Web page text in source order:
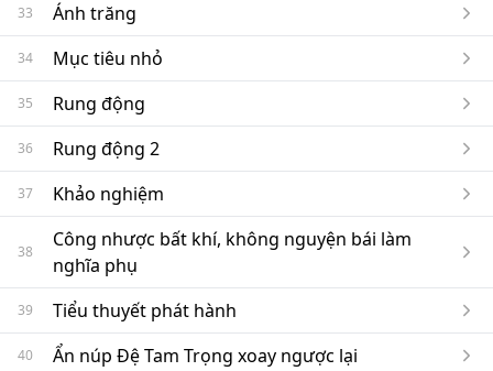
33 Ánh trăng
34 Mục tiêu nhỏ
35 Rung động
36 Rung động 2
37 Khảo nghiệm
38
Công nhược bất khí, không nguyện bái làm
nghĩa phụ
39 Tiểu thuyết phát hành
40 Ẩn núp Đệ Tam Trọng xoay ngược lại